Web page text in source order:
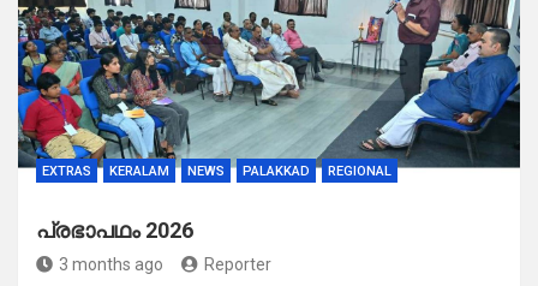
EXTRAS KERALAM NEWS PALAKKAD REGIONAL
പ്രഭാപഥം 2026
3 months ago Reporter